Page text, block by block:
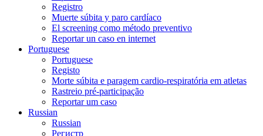
Registro
Muerte súbita y paro cardíaco
El screening como método preventivo
Reportar un caso en internet
Portuguese
Portuguese
Registo
Morte súbita e paragem cardio-respiratória em atletas
Rastreio pré-participação
Reportar um caso
Russian
Russian
Регистр